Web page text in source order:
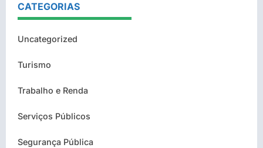
CATEGORIAS
Uncategorized
Turismo
Trabalho e Renda
Serviços Públicos
Segurança Pública